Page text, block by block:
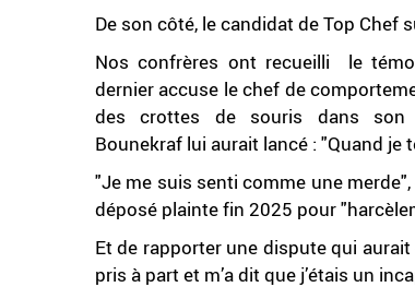
De son côté, le candidat de Top
Nos confrères ont recueilli le
dernier accuse le chef de
des crottes de souris dans son
Bounekraf lui aurait lancé : "Quand je
"Je me suis senti comme une
déposé plainte fin 2025 pour
Et de rapporter une dispute qui
pris à part et m’a dit que j’étais un